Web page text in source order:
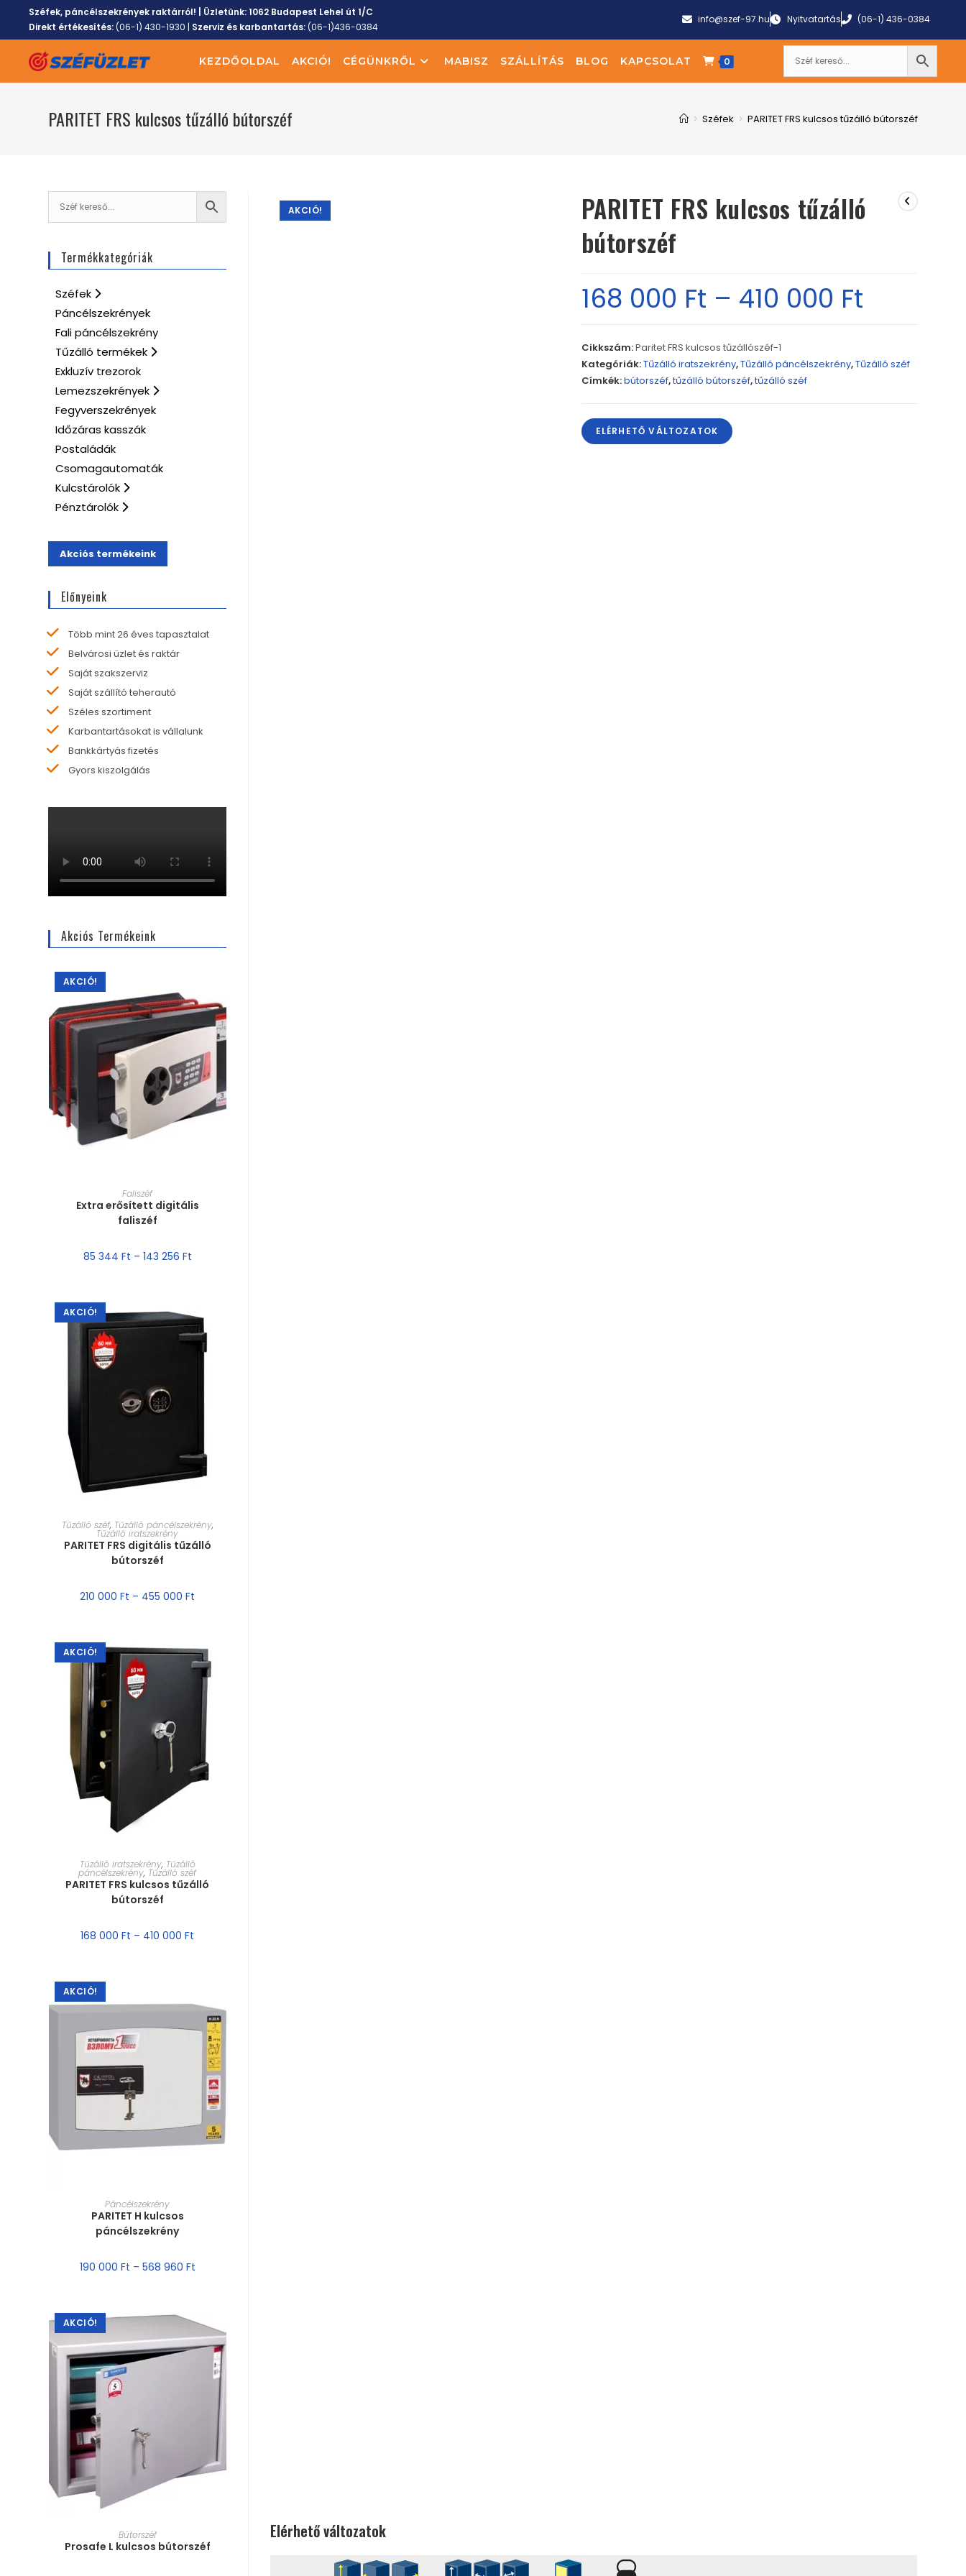
Széfek, páncélszekrények raktárról! | Üzletünk:1062 Budapest Lehel út 1/C
Direkt értékesítés:(06-1) 430-1930 | Szerviz és karbantartás:(06-1)436-0384
info@szef-97.hu Nyitvatartás (06-1) 436-0384
KEZDŐOLDAL AKCIÓ! CÉGÜNKRŐL MABISZ SZÁLLÍTÁS BLOG KAPCSOLAT 0
PARITET FRS kulcsos tűzálló bútorszéf > Széfek > PARITET FRS kulcsos tűzálló bútorszéf
AKCIÓ!
PARITET FRS kulcsos tűzálló
bútorszéf
168 000 Ft – 410 000 Ft
Cikkszám:Paritet FRS kulcsos tűzállószéf-1
Kategóriák:Tűzálló iratszekrény,Tűzálló páncélszekrény,Tűzálló széf
Címkék:bútorszéf,tűzálló bútorszéf,tűzálló széf
ELÉRHETŐ VÁLTOZATOK
Elérhető változatok
Termékkategóriák
Széfek
Páncélszekrények
Fali páncélszekrény
Tűzálló termékek
Exkluzív trezorok
Lemezszekrények
Fegyverszekrények
Időzáras kasszák
Postaládák
Csomagautomaták
Kulcstárolók
Pénztárolók
Akciós termékeink
Előnyeink
Több mint 26 éves tapasztalat
Belvárosi üzlet és raktár
Saját szakszerviz
Saját szállító teherautó
Széles szortiment
Karbantartásokat is vállalunk
Bankkártyás fizetés
Gyors kiszolgálás
Akciós Termékeink
AKCIÓ!
MÉRET VÁLASZTÁSA
Faliszéf
Extra erősített digitális
faliszéf
85 344 Ft – 143 256 Ft
AKCIÓ!
MÉRET VÁLASZTÁSA
Tűzálló széf, Tűzálló páncélszekrény,
Tűzálló iratszekrény
PARITET FRS digitális tűzálló
bútorszéf
210 000Ft – 455 000Ft
AKCIÓ!
MÉRET VÁLASZTÁSA
Tűzálló iratszekrény, Tűzálló
páncélszekrény, Tűzálló széf
PARITET FRS kulcsos tűzálló
bútorszéf
168 000Ft – 410 000Ft
AKCIÓ!
MÉRET VÁLASZTÁSA
Páncélszekrény
PARITET H kulcsos
páncélszekrény
190 000 Ft – 568 960 Ft
AKCIÓ!
MÉRET VÁLASZTÁSA
Bútorszéf
Prosafe L kulcsos bútorszéf